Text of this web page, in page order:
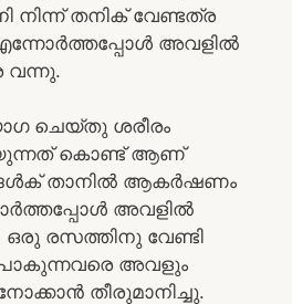
നിന്ന് തനിക് വേണ്ടത്ര
എന്നോർത്തപ്പോൾ അവളിൽ
വന്നു.
ചെയ്തു ശരീരം
കൊണ്ട് ആണ്
താനിൽ ആകർഷണം
അവളിൽ
ഒരു രസത്തിനു വേണ്ടി
പോകുന്നവരെ അവളും
തീരുമാനിച്ചു.